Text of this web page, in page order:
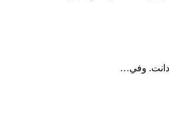
وفي…